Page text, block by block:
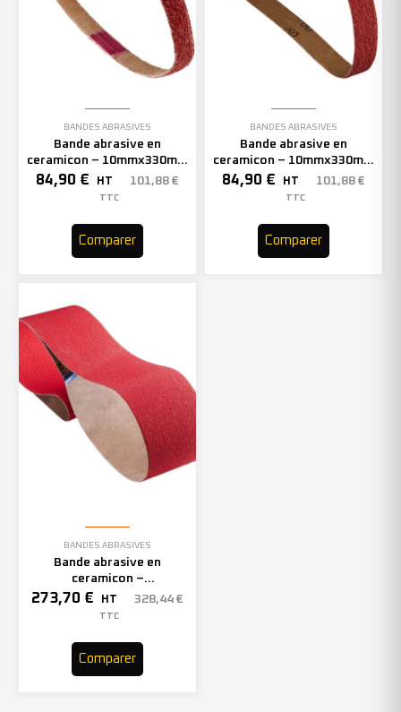
BANDES ABRASIVES
Bande abrasive en
ceramicon – 10mmx330mm
– Grain 60 – 333002 (x50)
84,90 € HT 101,88 €
TTC
Comparer
BANDES ABRASIVES
Bande abrasive en
ceramicon – 10mmx330mm
– Grain 80 – 333003 (x50)
84,90 € HT 101,88 €
TTC
Comparer
BANDES ABRASIVES
Bande abrasive en
ceramicon –
150mmx2000mm – Grain 40
– 305969 (x10)
273,70 € HT 328,44 €
TTC
Comparer